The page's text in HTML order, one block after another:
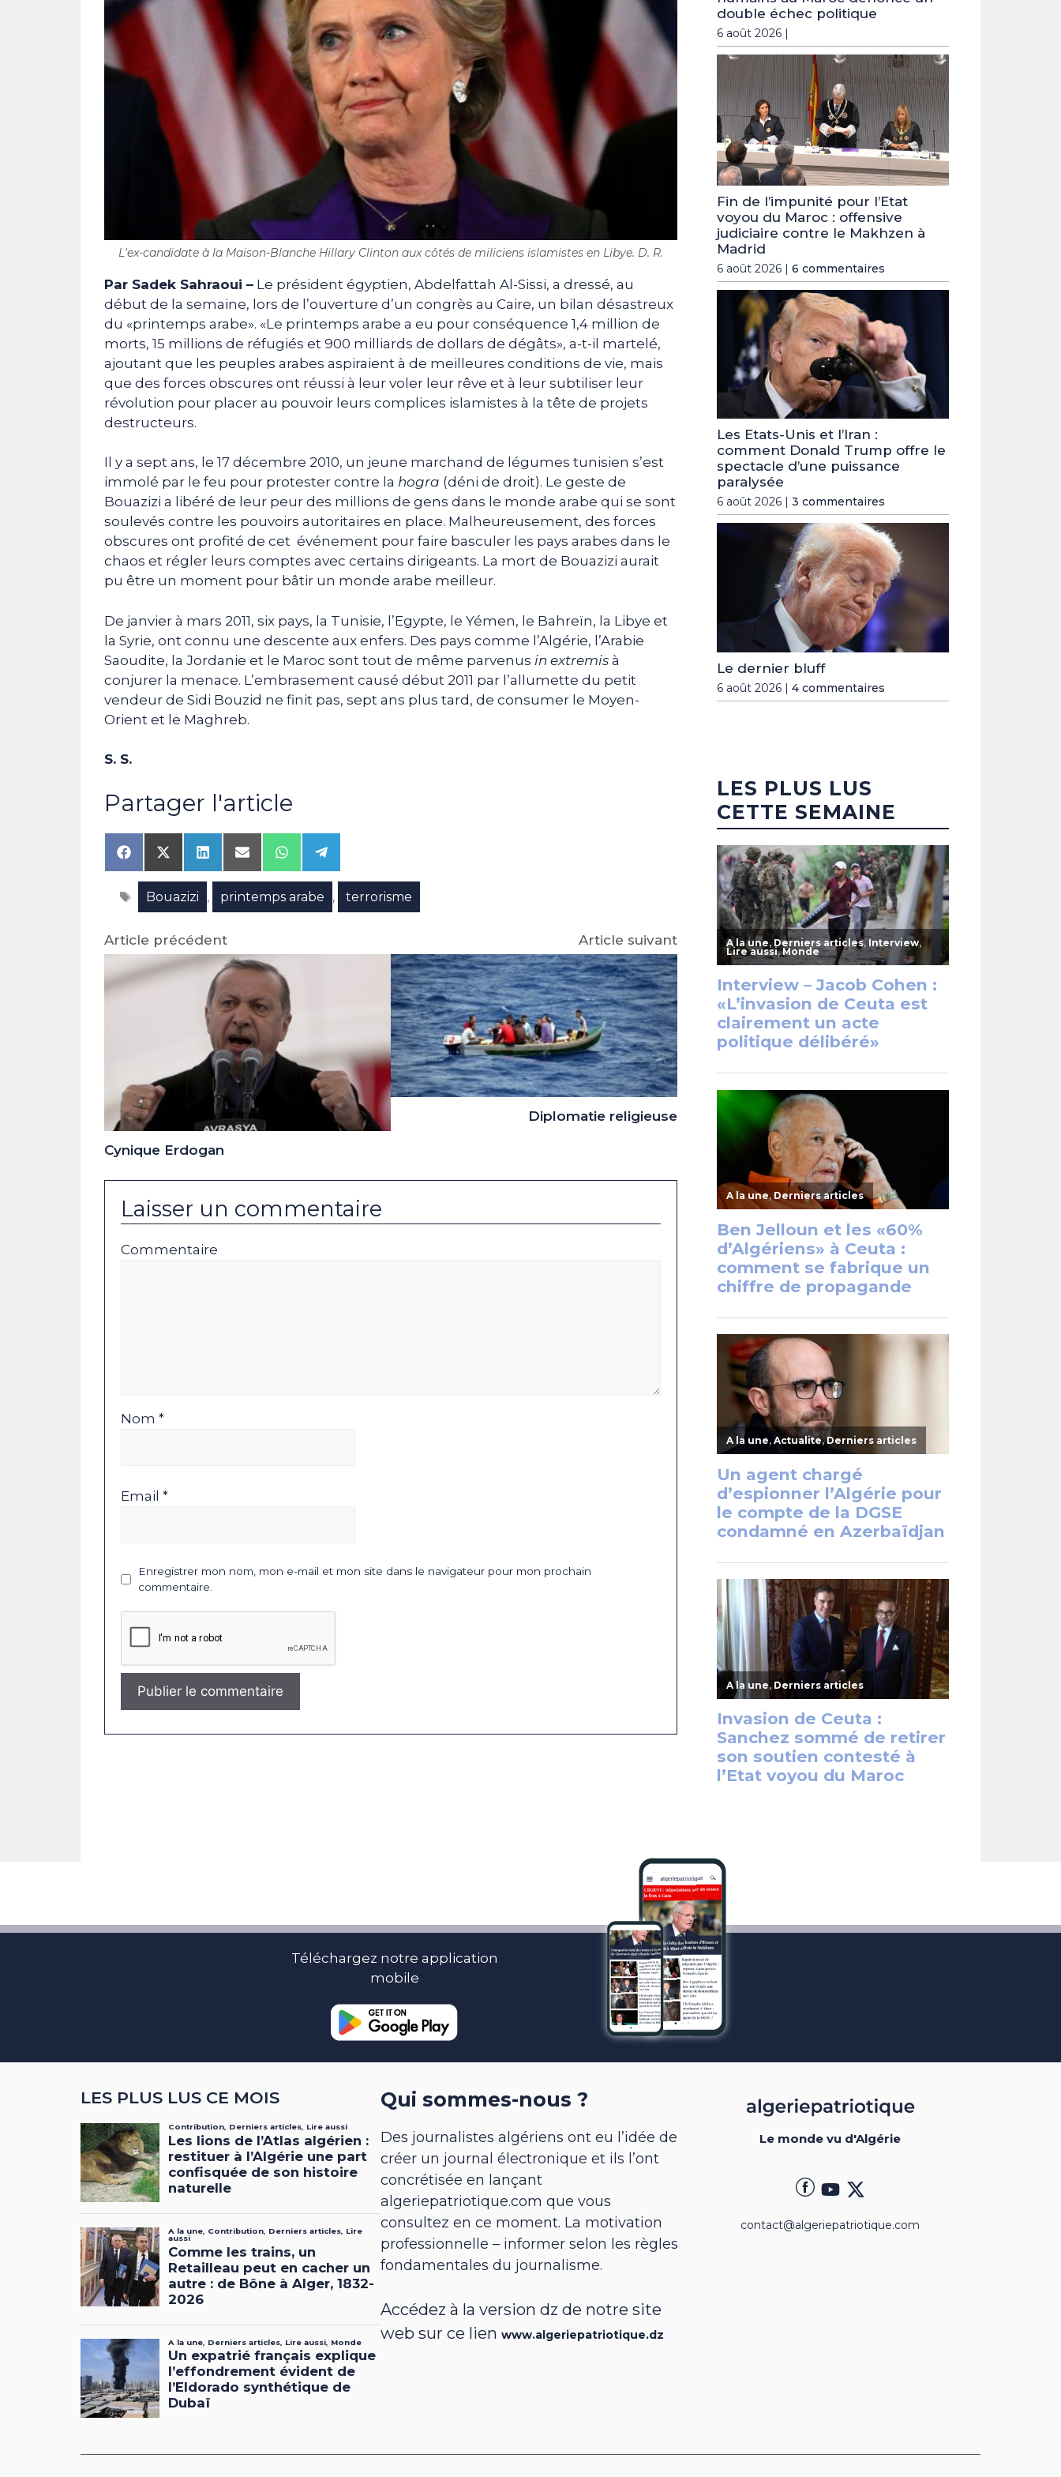
L'ex-candidate à la Maison-Blanche Hillary Clinton aux côtés de miliciens islamistes en Libye. D. R.
Par Sadek Sahraoui – Le président égyptien, Abdelfattah Al-Sissi, a dressé, au
début de la semaine, lors de l’ouverture d’un congrès au Caire, un bilan désastreux
du «printemps arabe». «Le printemps arabe a eu pour conséquence 1,4 million de
morts, 15 millions de réfugiés et 900 milliards de dollars de dégâts», a-t-il martelé,
ajoutant que les peuples arabes aspiraient à de meilleures conditions de vie, mais
que des forces obscures ont réussi à leur voler leur rêve et à leur subtiliser leur
révolution pour placer au pouvoir leurs complices islamistes à la tête de projets
destructeurs.
Il y a sept ans, le 17 décembre 2010, un jeune marchand de légumes tunisien s’est
immolé par le feu pour protester contre la hogra (déni de droit). Le geste de
Bouazizi a libéré de leur peur des millions de gens dans le monde arabe qui se sont
soulevés contre les pouvoirs autoritaires en place. Malheureusement, des forces
obscures ont profité de cet événement pour faire basculer les pays arabes dans le
chaos et régler leurs comptes avec certains dirigeants. La mort de Bouazizi aurait
pu être un moment pour bâtir un monde arabe meilleur.
De janvier à mars 2011, six pays, la Tunisie, l’Egypte, le Yémen, le Bahreïn, la Libye et
la Syrie, ont connu une descente aux enfers. Des pays comme l’Algérie, l’Arabie
Saoudite, la Jordanie et le Maroc sont tout de même parvenus in extremis à
conjurer la menace. L’embrasement causé début 2011 par l’allumette du petit
vendeur de Sidi Bouzid ne finit pas, sept ans plus tard, de consumer le Moyen-
Orient et le Maghreb.
S. S.
Partager l'article
Share
on
Facebook
Share
on
X
(Twitter)
Share
on
LinkedIn
Share
on
Email
Share
on
WhatsApp
Share
on
Telegram
Étiquettes
Bouazizi , printemps arabe , terrorisme
Article précédent
Cynique Erdogan
Article suivant
Diplomatie religieuse
Laisser un commentaire
Commentaire
Nom *
Email *
Enregistrer mon nom, mon e-mail et mon site dans le navigateur pour mon prochain
commentaire.
double échec politique
6 août 2026 |
Fin de l’impunité pour l’Etat
voyou du Maroc : offensive
judiciaire contre le Makhzen à
Madrid
6 août 2026 | 6 commentaires
Les Etats-Unis et l’Iran :
comment Donald Trump offre le
spectacle d’une puissance
paralysée
6 août 2026 | 3 commentaires
Le dernier bluff
6 août 2026 | 4 commentaires
LES PLUS LUS
CETTE SEMAINE
Téléchargez notre application
mobile
LES PLUS LUS CE MOIS Qui sommes-nous ?
Des journalistes algériens ont eu l’idée de
créer un journal électronique et ils l’ont
concrétisée en lançant
algeriepatriotique.com que vous
consultez en ce moment. La motivation
professionnelle – informer selon les règles
fondamentales du journalisme.
Accédez à la version dz de notre site
web sur ce lienwww.algeriepatriotique.dz
Le monde vu d'Algérie
contact@algeriepatriotique.com